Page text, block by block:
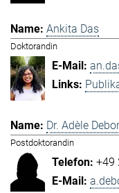
Ankita Das
Doktorandin
Dr. Adèle
Postdoktorandin
+49